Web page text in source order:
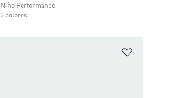
Niño Performance
3 colores